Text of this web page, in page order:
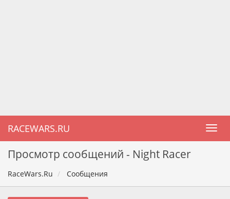
RACEWARS.RU
Просмотр сообщений - Night Racer
RaceWars.Ru Сообщения